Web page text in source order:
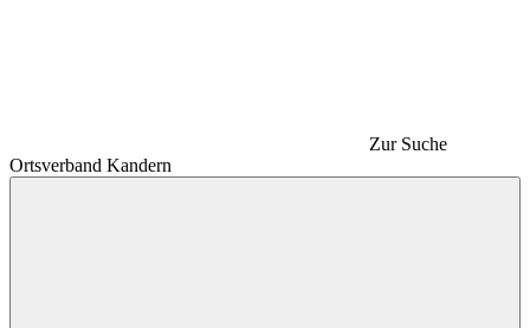
Zur Suche
Ortsverband Kandern